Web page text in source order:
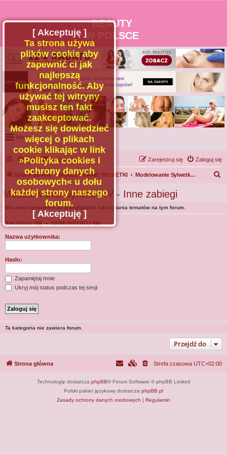
BEAUTY
W POLSCE
Menu
Portal
Facebook
Regulamin
Zapytaj administratora
Kontakt
FAQ Kontakt z nami Zaloguj się
Zarejestruj się
Strona główna MODELOWANIE SYLWETKI Modelowanie Sylwetki IV - Inne zabiegi
Modelowanie Sylwetki IV - Inne zabiegi
Nie masz uprawnień do przeglądania lub czytania tematów na tym forum.
ZALOGUJ SIĘ•ZAREJESTRUJ SIĘ
Nazwa użytkownika:
Hasło:
Zapamiętaj mnie
Ukryj mój status podczas tej sesji
Ta kategoria nie zawiera forum.
Przejdź do
[ Akceptuję ]
Ta strona używa
plików cookie aby
zapewnić ci jak
najlepszą
funkcjonalność. Aby
używać tej witryny
musisz ten fakt
zaakceptować.
Możesz się dowiedzieć
więcej o plikach
cookie klikając w link
»Polityka cookies i
ochrony danych
osobowych« u dołu
każdej strony naszego
forum.
[ Akceptuję ]
Strona główna Strefa czasowa UTC+02:00
Technologię dostarcza phpBB® Forum Software © phpBB Limited
Polski pakiet językowy dostarcza phpBB.pl
Zasady ochrony danych osobowych | Regulamin